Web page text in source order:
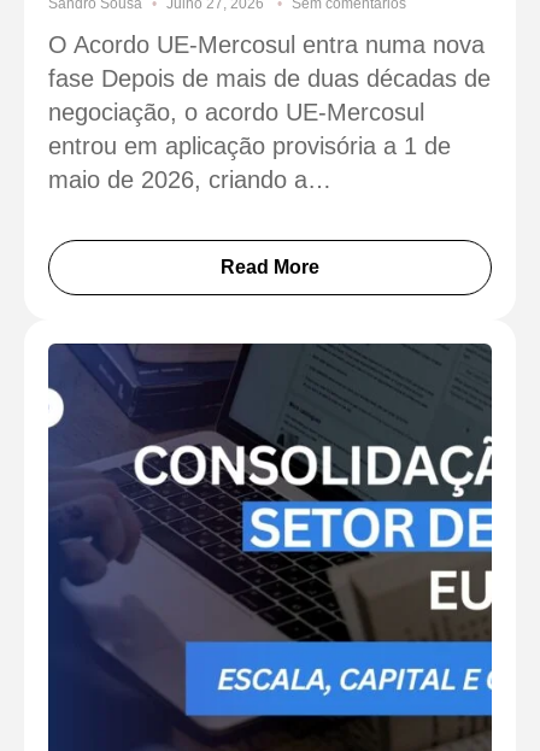
O Acordo UE-Mercosul entra numa nova
fase Depois de mais de duas décadas de
negociação, o acordo UE-Mercosul
entrou em aplicação provisória a 1 de
maio de 2026, criando a…
Read More